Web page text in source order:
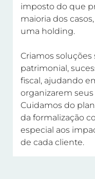
imposto do que
maioria dos
uma holding.
Criamos
patrimonial,
fiscal, ajudando
organizarem
Cuidamos do
da formalização
especial aos
de cada cliente.